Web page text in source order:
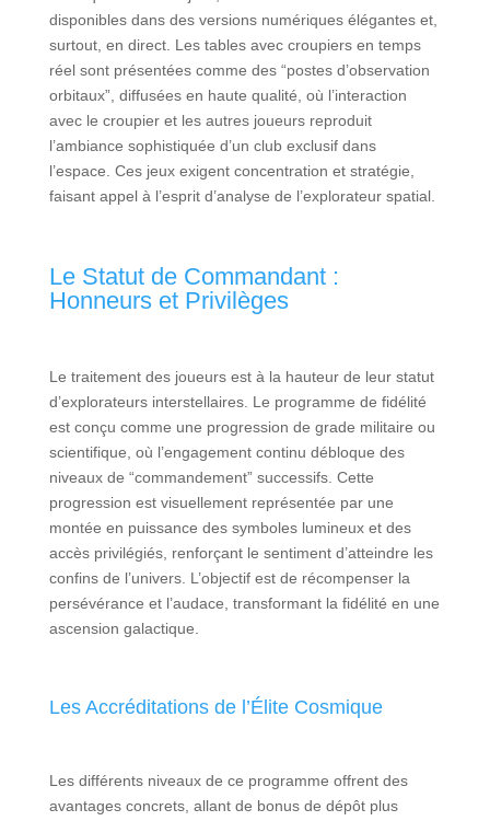
disponibles dans des versions numériques élégantes et,
surtout, en direct. Les tables avec croupiers en temps
réel sont présentées comme des “postes d’observation
orbitaux”, diffusées en haute qualité, où l’interaction
avec le croupier et les autres joueurs reproduit
l’ambiance sophistiquée d’un club exclusif dans
l’espace. Ces jeux exigent concentration et stratégie,
faisant appel à l’esprit d’analyse de l’explorateur spatial.
Le Statut de Commandant :
Honneurs et Privilèges
Le traitement des joueurs est à la hauteur de leur statut
d’explorateurs interstellaires. Le programme de fidélité
est conçu comme une progression de grade militaire ou
scientifique, où l’engagement continu débloque des
niveaux de “commandement” successifs. Cette
progression est visuellement représentée par une
montée en puissance des symboles lumineux et des
accès privilégiés, renforçant le sentiment d’atteindre les
confins de l’univers. L’objectif est de récompenser la
persévérance et l’audace, transformant la fidélité en une
ascension galactique.
Les Accréditations de l’Élite Cosmique
Les différents niveaux de ce programme offrent des
avantages concrets, allant de bonus de dépôt plus